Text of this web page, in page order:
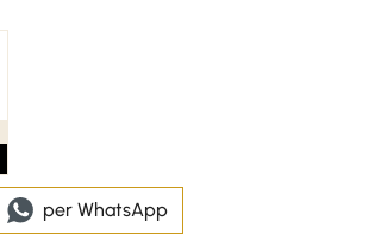
per WhatsApp